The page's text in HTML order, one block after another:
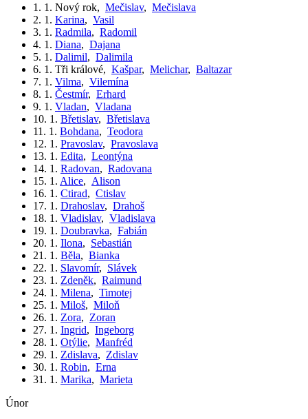
1. 1. Nový rok, Mečislav, Mečislava
2. 1. Karina, Vasil
3. 1. Radmila, Radomil
4. 1. Diana, Dajana
5. 1. Dalimil, Dalimila
6. 1. Tři králové, Kašpar, Melichar, Baltazar
7. 1. Vilma, Vilemína
8. 1. Čestmír, Erhard
9. 1. Vladan, Vladana
10. 1. Břetislav, Břetislava
11. 1. Bohdana, Teodora
12. 1. Pravoslav, Pravoslava
13. 1. Edita, Leontýna
14. 1. Radovan, Radovana
15. 1. Alice, Alison
16. 1. Ctirad, Ctislav
17. 1. Drahoslav, Drahoš
18. 1. Vladislav, Vladislava
19. 1. Doubravka, Fabián
20. 1. Ilona, Sebastián
21. 1. Běla, Bianka
22. 1. Slavomír, Slávek
23. 1. Zdeněk, Raimund
24. 1. Milena, Timotej
25. 1. Miloš, Miloň
26. 1. Zora, Zoran
27. 1. Ingrid, Ingeborg
28. 1. Otýlie, Manfréd
29. 1. Zdislava, Zdislav
30. 1. Robin, Erna
31. 1. Marika, Marieta
únor